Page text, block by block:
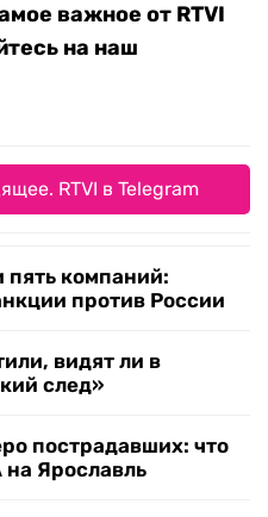
важное от RTVI
на наш
RTVI в Telegram
пять компаний:
против России
видят ли в
след»
пострадавших: что
на Ярославль